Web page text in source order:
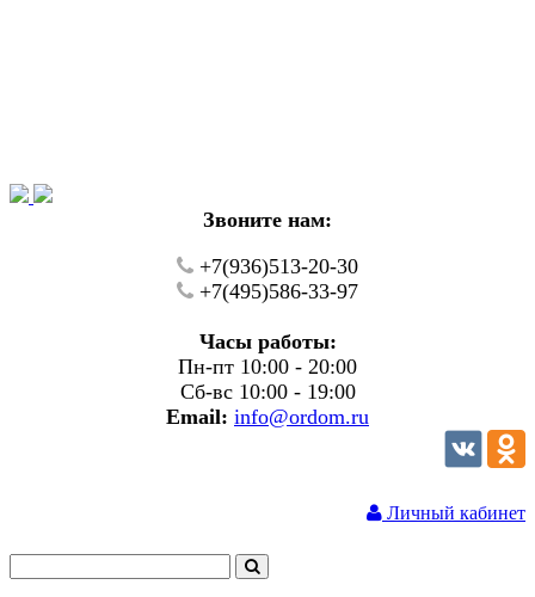
Звоните нам:
+7(936)513-20-30
+7(495)586-33-97
Часы работы:
Пн-пт 10:00 - 20:00
Сб-вс 10:00 - 19:00
Email: info@ordom.ru
Личный кабинет